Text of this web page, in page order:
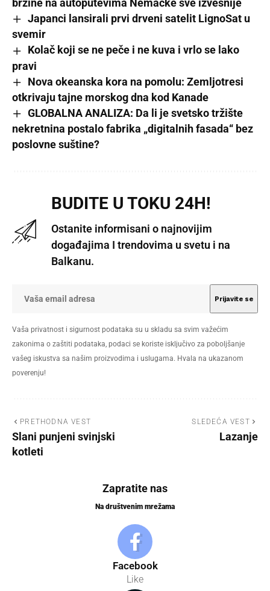
brzine na autoputevima Nemačke sve izvesnije
Japanci lansirali prvi drveni satelit LignoSat u
svemir
Kolač koji se ne peče i ne kuva i vrlo se lako
pravi
Nova okeanska kora na pomolu: Zemljotresi
otkrivaju tajne morskog dna kod Kanade
GLOBALNA ANALIZA: Da li je svetsko tržište
nekretnina postalo fabrika „digitalnih fasada“ bez
poslovne suštine?
BUDITE U TOKU 24H!
Ostanite informisani o najnovijim
događajima I trendovima u svetu i na
Balkanu.
Vaša privatnost i sigurnost podataka su u skladu sa svim važećim
zakonima o zaštiti podataka, podaci se koriste isključivo za poboljšanje
vašeg iskustva sa našim proizvodima i uslugama. Hvala na ukazanom
poverenju!
PRETHODNA VEST
Slani punjeni svinjski
kotleti
SLEDEĆA VEST
Lazanje
Zapratite nas
Na društvenim mrežama
Facebook
Like